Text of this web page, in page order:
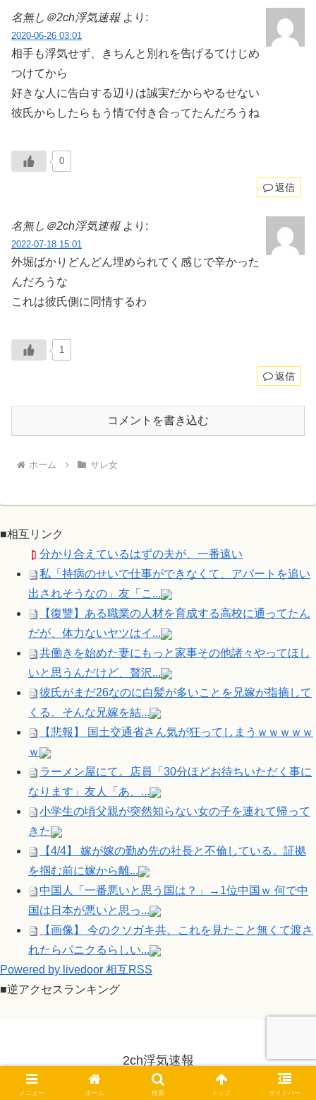
名無し＠2ch浮気速報 より:
2020-06-26 03:01
相手も浮気せず、きちんと別れを告げるてけじめ
つけてから
好きな人に告白する辺りは誠実だからやるせない
彼氏からしたらもう情で付き合ってたんだろうね
0
返信
名無し＠2ch浮気速報 より:
2022-07-18 15:01
外堀ばかりどんどん埋められてく感じで辛かった
んだろうな
これは彼氏側に同情するわ
1
返信
コメントを書き込む
ホーム サレ女
■相互リンク
分かり合えているはずの夫が、一番遠い
私「持病のせいで仕事ができなくて、アパートを追い
出されそうなの」友「こ...
【復讐】ある職業の人材を育成する高校に通ってたん
だが、体力ないヤツはイ...
共働きを始めた妻にもっと家事その他諸々やってほし
いと思うんだけど、贅沢...
彼氏がまだ26なのに白髪が多いことを兄嫁が指摘して
くる。そんな兄嫁を結...
【悲報】 国土交通省さん気が狂ってしまうｗｗｗｗｗ
ｗ
ラーメン屋にて。店員「30分ほどお待ちいただく事に
なります」友人「あ、...
小学生の頃父親が突然知らない女の子を連れて帰って
きた
【4/4】 嫁が嫁の勤め先の社長と不倫している。証拠
を掴む前に嫁から離...
中国人「一番悪いと思う国は？」→1位中国ｗ 何で中
国は日本が悪いと思っ...
【画像】 今のクソガキ共、これを見たこと無くて渡さ
れたらパニクるらしい...
Powered by livedoor 相互RSS
■逆アクセスランキング
2ch浮気速報
© 2014-2026 2ch浮気速報.
メニュー ホーム 検索 トップ サイドバー